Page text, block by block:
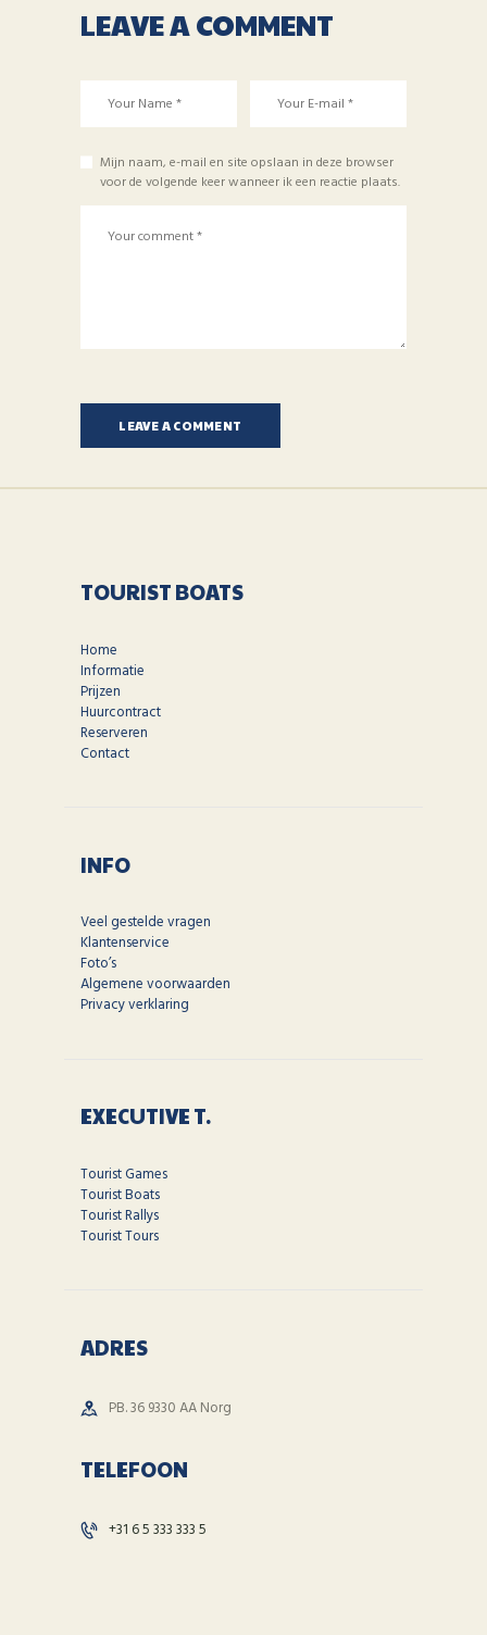
LEAVE A COMMENT
Mijn naam, e-mail en site opslaan in deze browser
voor de volgende keer wanneer ik een reactie plaats.
TOURIST BOATS
Home
Informatie
Prijzen
Huurcontract
Reserveren
Contact
INFO
Veel gestelde vragen
Klantenservice
Foto’s
Algemene voorwaarden
Privacy verklaring
EXECUTIVE T.
Tourist Games
Tourist Boats
Tourist Rallys
Tourist Tours
ADRES
PB. 36 9330 AA Norg
TELEFOON
+31 6 5 333 333 5